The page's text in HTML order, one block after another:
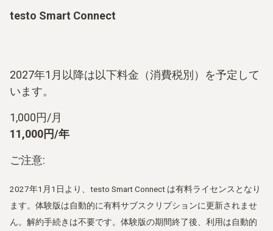
testo Smart Connect
2027年1月以降は以下料金（消費税別）を予定して
います。
1,000円/月
11,000円/年
ご注意:
2027年1月1日より、testo Smart Connect は有料ライセンスとなり
ます。体験版は自動的に有料サブスクリプションに更新されませ
ん。解約手続きは不要です。体験版の期間終了後、利用は自動的